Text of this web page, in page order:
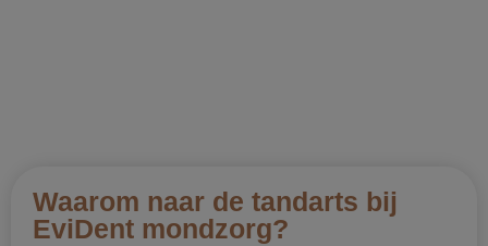
Waarom naar de tandarts bij
EviDent mondzorg?